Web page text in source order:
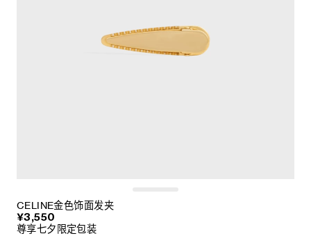
CELINE金色饰面发夹
¥3,550
尊享七夕限定包装